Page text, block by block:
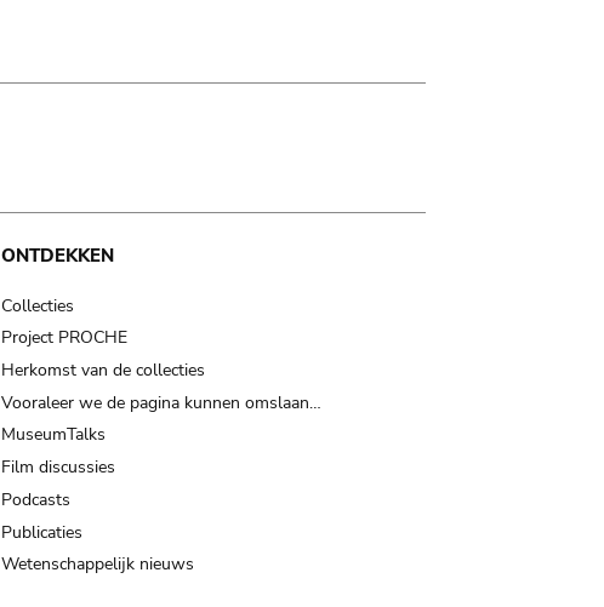
ONTDEKKEN
Collecties
Project PROCHE
Herkomst van de collecties
Vooraleer we de pagina kunnen omslaan…
MuseumTalks
Film discussies
Podcasts
Publicaties
Wetenschappelijk nieuws